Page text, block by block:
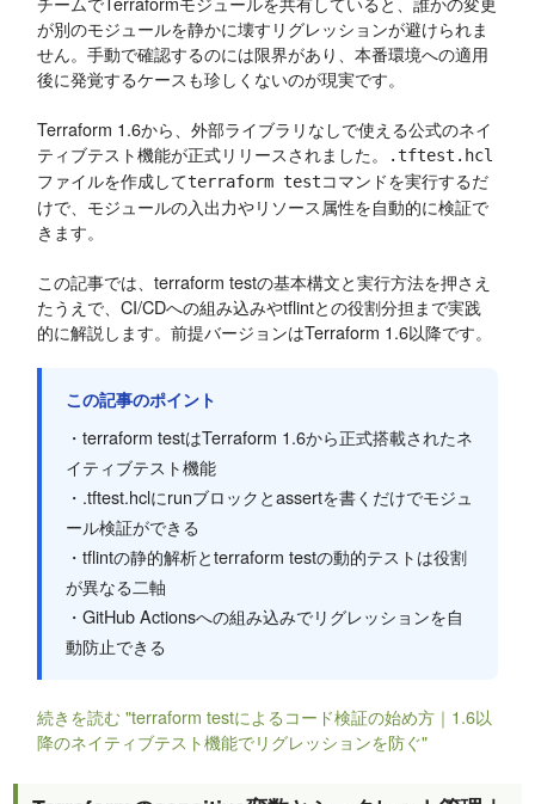
が別のモジュールを静かに壊すリグレッションが避けられま
せん。手動で確認するのには限界があり、本番環境への適用
後に発覚するケースも珍しくないのが現実です。
Terraform 1.6から、外部ライブラリなしで使える公式のネイ
ティブテスト機能が正式リリースされました。
.tftest.hcl
ファイルを作成してterraform testコマンドを実行するだ
けで、モジュールの入出力やリソース属性を自動的に検証で
きます。
この記事では、terraform testの基本構文と実行方法を押さえ
たうえで、CI/CDへの組み込みやtflintとの役割分担まで実践
的に解説します。前提バージョンはTerraform 1.6以降です。
この記事のポイント
・terraform testはTerraform 1.6から正式搭載されたネ
イティブテスト機能
・.tftest.hclにrunブロックとassertを書くだけでモジュ
ール検証ができる
・tflintの静的解析とterraform testの動的テストは役割
が異なる二軸
・GitHub Actionsへの組み込みでリグレッションを自
動防止できる
続きを読む "terraform testによるコード検証の始め方｜1.6以
降のネイティブテスト機能でリグレッションを防ぐ"